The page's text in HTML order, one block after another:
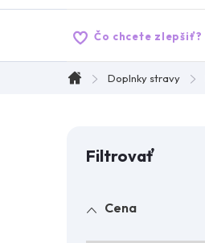
Čo chcete zlepšiť?
Domov
Doplnky stravy
Cena